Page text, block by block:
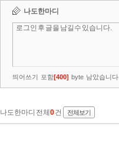
나도한마디
띄어쓰기 포함[400] byte 남았습니다.
나도한마디 전체 0건 전체보기